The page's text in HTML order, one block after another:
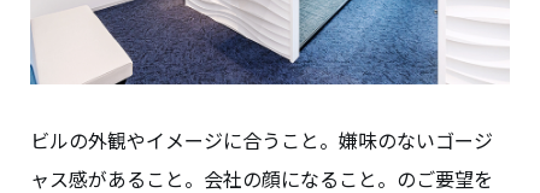
ビルの外観やイメージに合うこと。嫌味のないゴージ
ャス感があること。会社の顔になること。のご要望を